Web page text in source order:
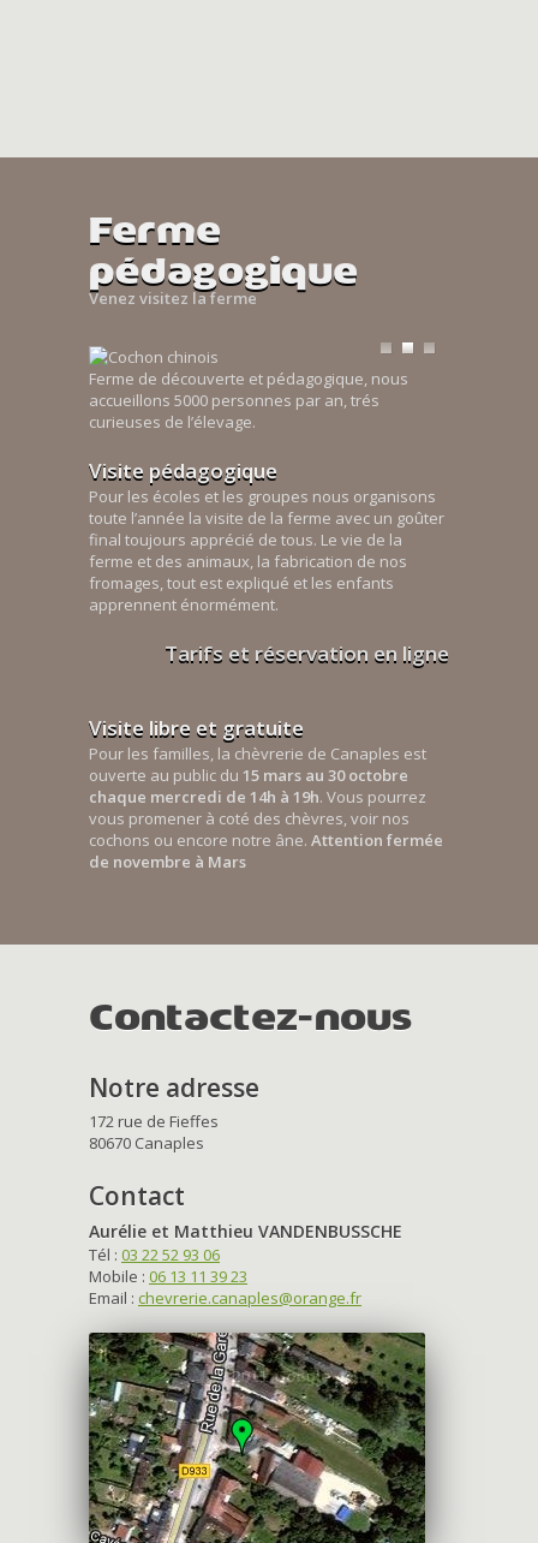
Ferme
pédagogique
Venez visitez la ferme
Ferme de découverte et pédagogique, nous
accueillons 5000 personnes par an, trés
curieuses de l’élevage.
Visite pédagogique
Pour les écoles et les groupes nous organisons
toute l’année la visite de la ferme avec un goûter
final toujours apprécié de tous. Le vie de la
ferme et des animaux, la fabrication de nos
fromages, tout est expliqué et les enfants
apprennent énormément.
Tarifs et réservation en ligne
Visite libre et gratuite
Pour les familles, la chèvrerie de Canaples est
ouverte au public du 15 mars au 30 octobre
chaque mercredi de 14h à 19h. Vous pourrez
vous promener à coté des chèvres, voir nos
cochons ou encore notre âne. Attention fermée
de novembre à Mars
Contactez-nous
Notre adresse
172 rue de Fieffes
80670 Canaples
Contact
Aurélie et Matthieu VANDENBUSSCHE
Tél : 03 22 52 93 06
Mobile : 06 13 11 39 23
Email : chevrerie.canaples@orange.fr